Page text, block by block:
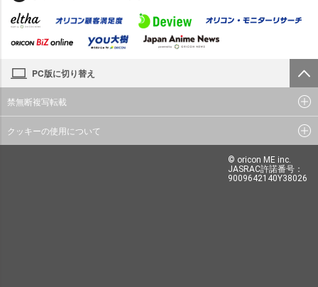
PC版に切り替え
禁無断複写転載
クッキーの使用について
© oricon ME inc.
JASRAC許諾番号：
9009642140Y38026